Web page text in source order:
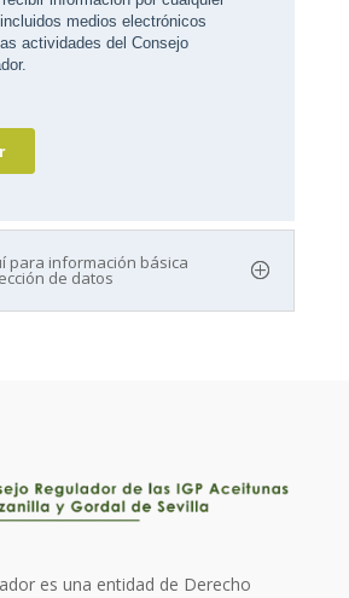
para información básica
de datos
es una entidad de Derecho